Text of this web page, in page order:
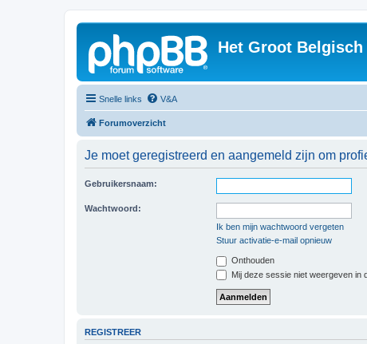
Het Groot
Snelle links V&A
Forumoverzicht
Je moet geregistreerd en aangemeld zijn om
Gebruikersnaam:
Wachtwoord:
Ik ben mijn wachtwoord vergeten
Stuur activatie-e-mail opnieuw
Onthouden
Mij deze sessie niet weergeven in
REGISTREER